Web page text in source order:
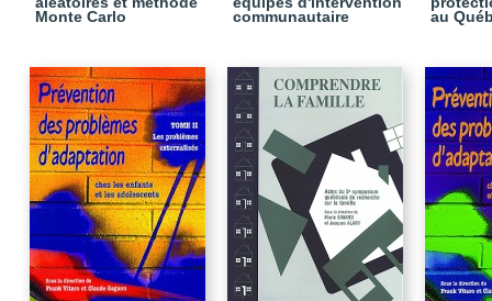
Monte Carlo
communautaire
au